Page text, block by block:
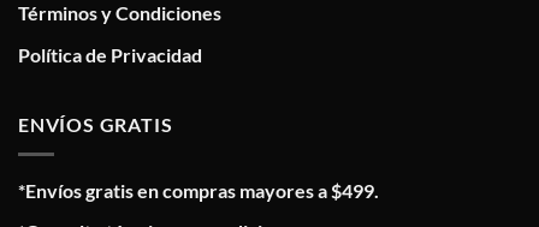
Términos y Condiciones
Política de Privacidad
ENVÍOS GRATIS
*Envíos gratis en compras mayores a $499.